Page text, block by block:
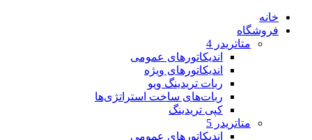
خانه
فروشگاه
متاتريدر 4
اندیکاتورهای عمومی
اندیکاتورهای ویژه
ربات تریدینگ ویو
ربات‌های ساخت استراتژی‌ها
کپی تریدینگ
متاتريدر 5
اندیکاتورهای عمومی